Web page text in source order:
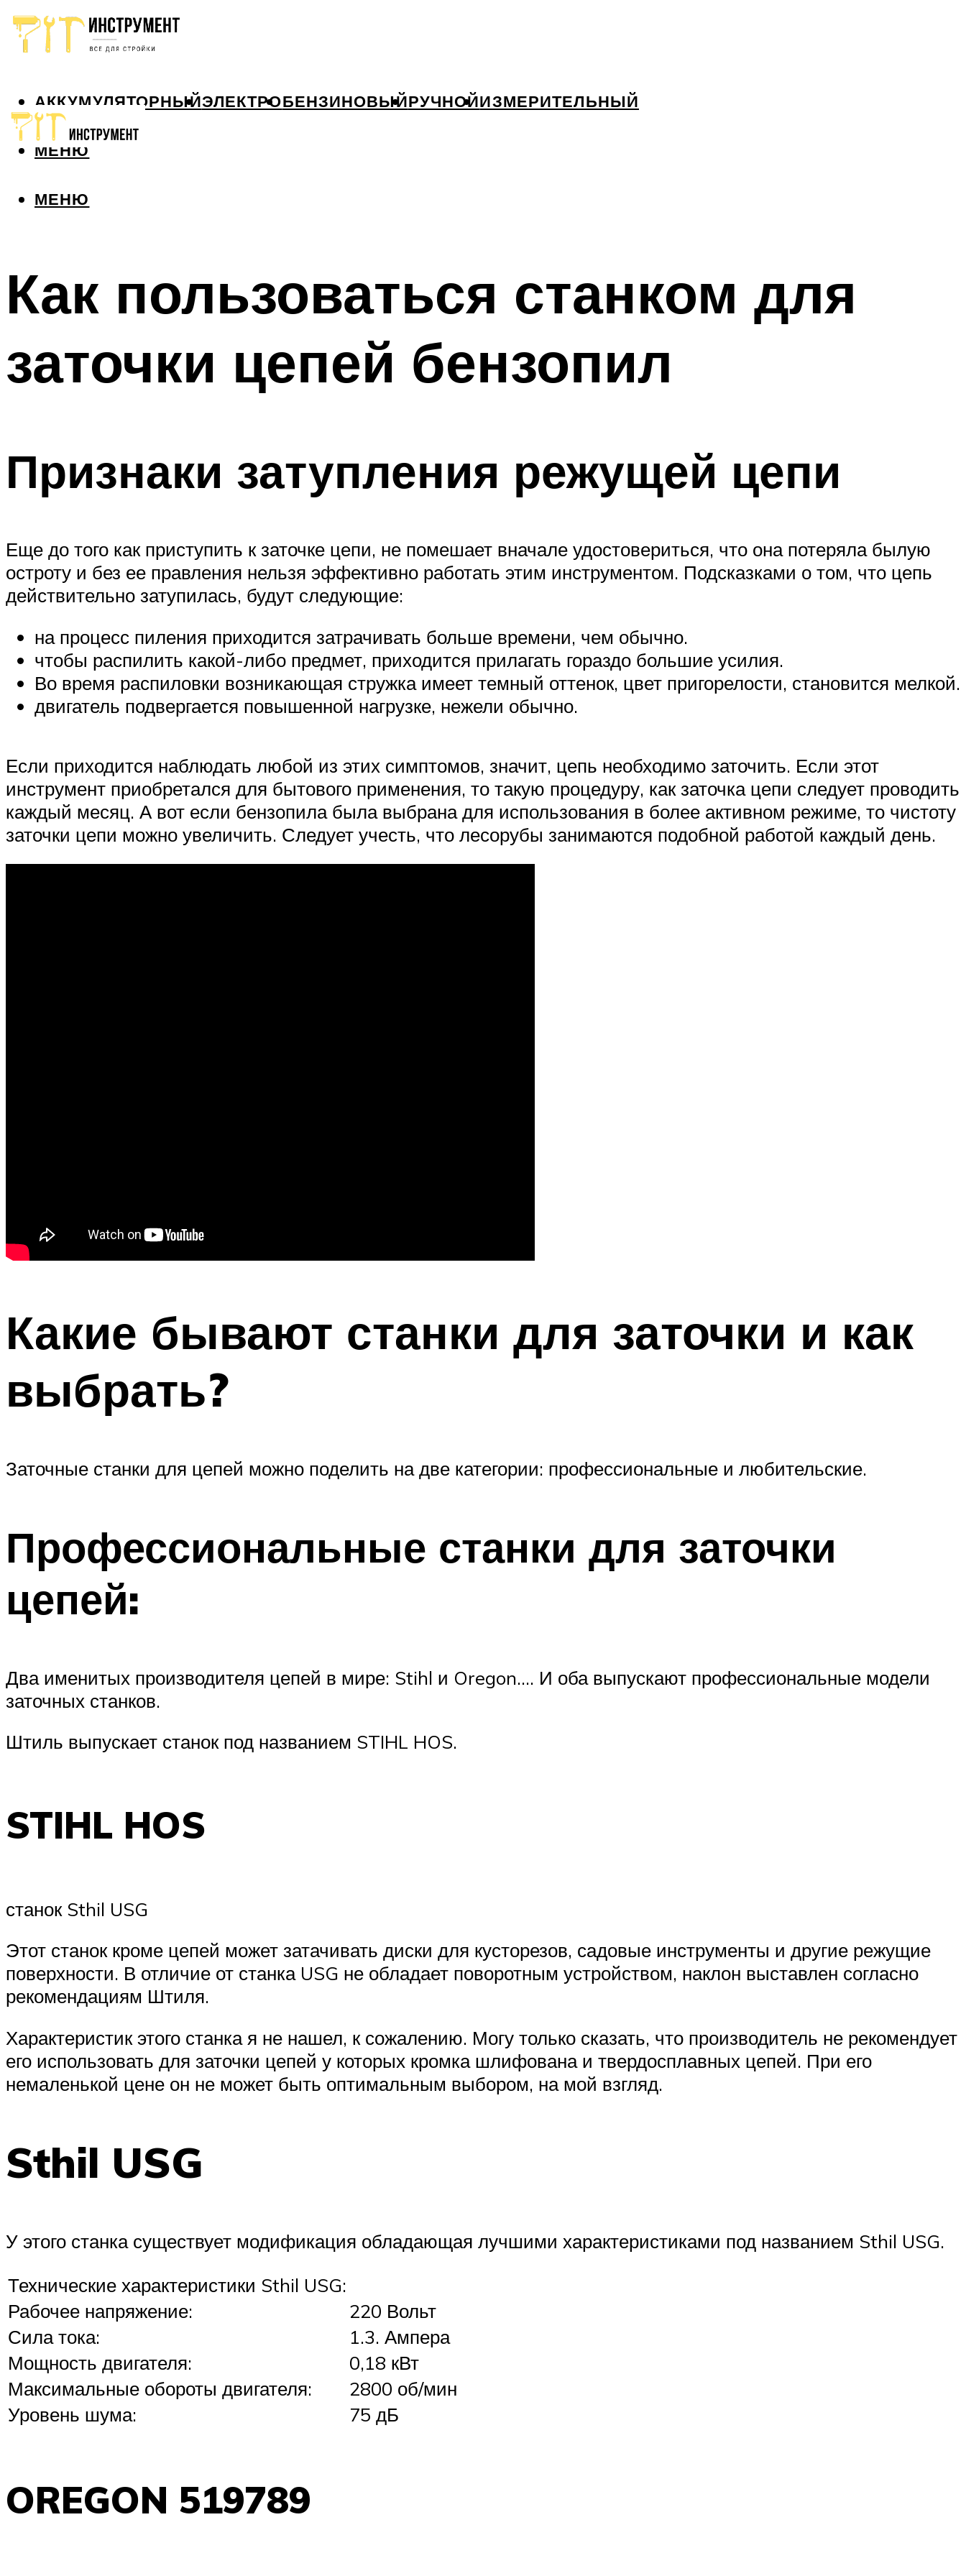
АККУМУЛЯТОРНЫЙЭЛЕКТРОБЕНЗИНОВЫЙРУЧНОЙИЗМЕРИТЕЛЬНЫЙ
МЕНЮ
МЕНЮ
Как пользоваться станком для
заточки цепей бензопил
Признаки затупления режущей цепи
Еще до того как приступить к заточке цепи, не помешает вначале удостовериться, что она потеряла былую
остроту и без ее правления нельзя эффективно работать этим инструментом. Подсказками о том, что цепь
действительно затупилась, будут следующие:
на процесс пиления приходится затрачивать больше времени, чем обычно.
чтобы распилить какой-либо предмет, приходится прилагать гораздо большие усилия.
Во время распиловки возникающая стружка имеет темный оттенок, цвет пригорелости, становится мелкой.
двигатель подвергается повышенной нагрузке, нежели обычно.
Если приходится наблюдать любой из этих симптомов, значит, цепь необходимо заточить. Если этот
инструмент приобретался для бытового применения, то такую процедуру, как заточка цепи следует проводить
каждый месяц. А вот если бензопила была выбрана для использования в более активном режиме, то чистоту
заточки цепи можно увеличить. Следует учесть, что лесорубы занимаются подобной работой каждый день.
Какие бывают станки для заточки и как
выбрать?
Заточные станки для цепей можно поделить на две категории: профессиональные и любительские.
Профессиональные станки для заточки
цепей:
Два именитых производителя цепей в мире: Stihl и Oregon…. И оба выпускают профессиональные модели
заточных станков.
Штиль выпускает станок под названием STIHL HOS.
STIHL HOS
станок Sthil USG
Этот станок кроме цепей может затачивать диски для кусторезов, садовые инструменты и другие режущие
поверхности. В отличие от станка USG не обладает поворотным устройством, наклон выставлен согласно
рекомендациям Штиля.
Характеристик этого станка я не нашел, к сожалению. Могу только сказать, что производитель не рекомендует
его использовать для заточки цепей у которых кромка шлифована и твердосплавных цепей. При его
немаленькой цене он не может быть оптимальным выбором, на мой взгляд.
Sthil USG
У этого станка существует модификация обладающая лучшими характеристиками под названием Sthil USG.
Технические характеристики Sthil USG:
Рабочее напряжение:
220 Вольт
Сила тока:
1.3. Ампера
Мощность двигателя:
0,18 кВт
Максимальные обороты двигателя:
2800 об/мин
Уровень шума:
75 дБ
OREGON 519789